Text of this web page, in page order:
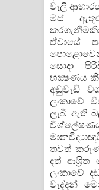
වැලි
මස්
ඒවායේ
සොදා
භක්‍ෂණය
අඩුවැඩි
ලංකාවේ
ලැබී ඇති
තවත්
දත්
ලංකාවේ
වැද්දන්